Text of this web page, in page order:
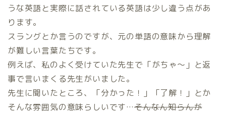
うな英語と実際に話されている英語は少し違う点があ
ります。
スラングとか言うのですが、元の単語の意味から理解
が難しい言葉たちです。
例えば、私のよく受けていた先生で「がちゃ～」と返
事で言いまくる先生がいました。
先生に聞いたところ、「分かった！」「了解！」とか
そんな雰囲気の意味らしいです…そんなん知らんが